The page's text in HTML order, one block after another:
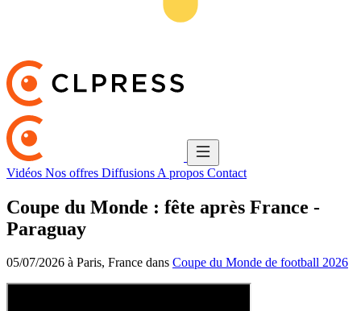
Vidéos Nos offres Diffusions A propos Contact
Coupe du Monde : fête après France -
Paraguay
05/07/2026 à Paris, France dans Coupe du Monde de football 2026